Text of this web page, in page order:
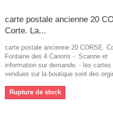
carte postale ancienne 20
Corte. La...
carte postale ancienne 20 CORSE.
Fontaine des 4 Canons - Scanne et
information sur demande. - les cartes
vendues sur la boutique sont des
Rupture de stock